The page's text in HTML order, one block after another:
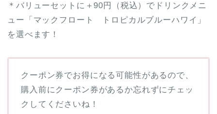
＊バリューセットに＋90円（税込）でドリンクメニ
ュー「マックフロート トロピカルブルーハワイ」
を選べます！
クーポン券でお得になる可能性があるので、
購入前にクーポン券があるか忘れずにチェッ
クしてくださいね！